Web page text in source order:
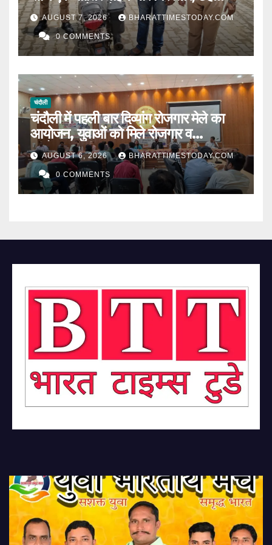
मुकदमों का है आरोपी l
AUGUST 7, 2026 BHARATTIMESTODAY.COM
0 COMMENTS
चंदौली
चंदौली में पहली बार दिव्यांग रोजगार मेले का
आयोजन, युवाओं को मिले रोजगार व
स्वरोजगार के अवसर ।
AUGUST 6, 2026 BHARATTIMESTODAY.COM
0 COMMENTS